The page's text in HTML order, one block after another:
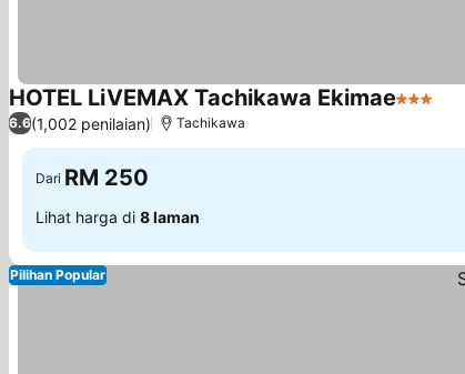
HOTEL LiVEMAX Tachikawa Ekimae3 Bintang
6.6(1,002 penilaian) Tachikawa
Dari RM 250
Lihat harga di 8 laman
Pilihan Popular